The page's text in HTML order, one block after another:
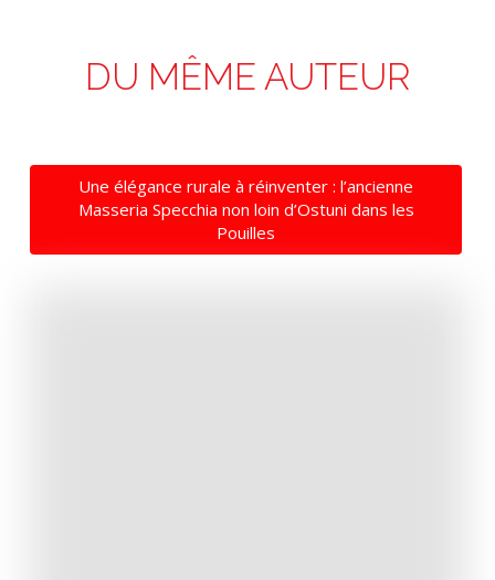
DU MÊME AUTEUR
Une élégance rurale à réinventer : l’ancienne
Masseria Specchia non loin d’Ostuni dans les
Pouilles